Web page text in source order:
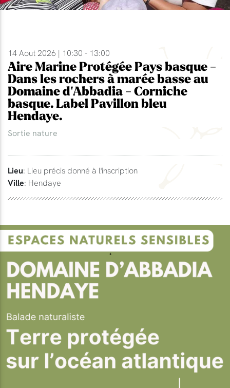
14 Aout 2026 | 10:30 - 13:00
Aire Marine Protégée Pays basque -
Dans les rochers à marée basse au
Domaine d'Abbadia - Corniche
basque. Label Pavillon bleu
Hendaye.
Sortie nature
Lieu: Lieu précis donné à l'inscription
Ville: Hendaye